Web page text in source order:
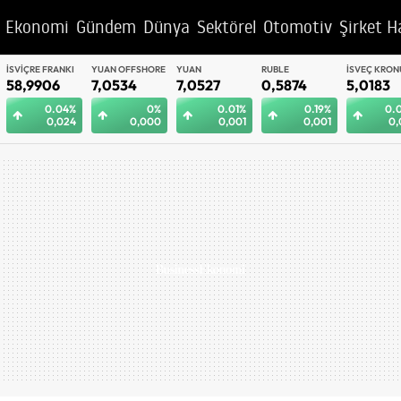
Ekonomi Gündem Dünya Sektörel Otomotiv Şirket
YUAN OFFSHORE
7,0534
0%
0,000
YUAN
7,0527
0.01%
0,001
RUBLE
0,5874
0.19%
0,001
İSVEÇ KRONU
5,0183
0.02%
0,001
BAE DIRHEMI
12,9613